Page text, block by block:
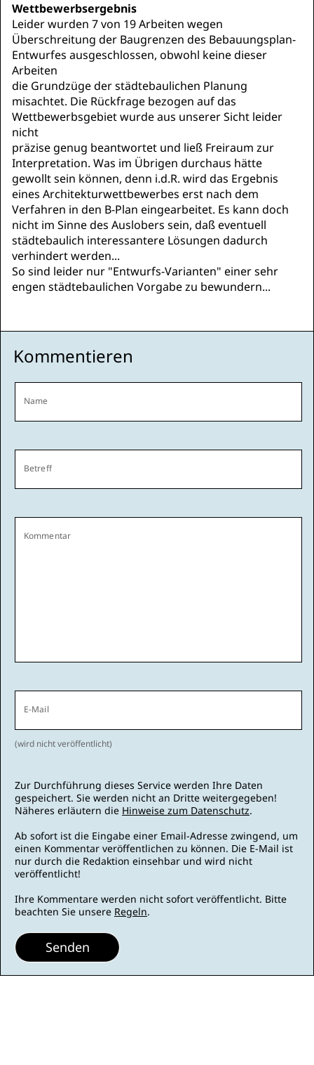
Wettbewerbsergebnis
Leider wurden 7 von 19 Arbeiten wegen
Überschreitung der Baugrenzen des Bebauungsplan-
Entwurfes ausgeschlossen, obwohl keine dieser
Arbeiten
die Grundzüge der städtebaulichen Planung
misachtet. Die Rückfrage bezogen auf das
Wettbewerbsgebiet wurde aus unserer Sicht leider
nicht
präzise genug beantwortet und ließ Freiraum zur
Interpretation. Was im Übrigen durchaus hätte
gewollt sein können, denn i.d.R. wird das Ergebnis
eines Architekturwettbewerbes erst nach dem
Verfahren in den B-Plan eingearbeitet. Es kann doch
nicht im Sinne des Auslobers sein, daß eventuell
städtebaulich interessantere Lösungen dadurch
verhindert werden...
So sind leider nur "Entwurfs-Varianten" einer sehr
engen städtebaulichen Vorgabe zu bewundern...
Kommentieren
Name
Betreff
Kommentar
E-Mail
(wird nicht veröffentlicht)
Zur Durchführung dieses Service werden Ihre Daten
gespeichert. Sie werden nicht an Dritte weitergegeben!
Näheres erläutern die Hinweise zum Datenschutz.
Ab sofort ist die Eingabe einer Email-Adresse zwingend, um
einen Kommentar veröffentlichen zu können. Die E-Mail ist
nur durch die Redaktion einsehbar und wird nicht
veröffentlicht!
Ihre Kommentare werden nicht sofort veröffentlicht. Bitte
beachten Sie unsere Regeln.
Senden